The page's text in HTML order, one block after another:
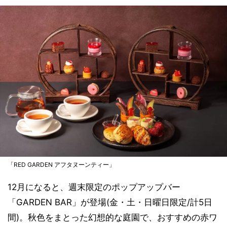
「RED GARDEN アフタヌーンティー」
12月になると、週末限定のポップアップバー
「GARDEN BAR」が登場(金・土・日曜日限定/計5日
間)。秋色をまとった幻想的な庭園で、おすすめの赤ワ